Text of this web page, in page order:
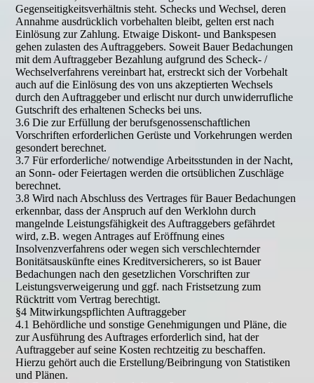
Gegenseitigkeitsverhältnis steht. Schecks und Wechsel, deren
Annahme ausdrücklich vorbehalten bleibt, gelten erst nach
Einlösung zur Zahlung. Etwaige Diskont- und Bankspesen
gehen zulasten des Auftraggebers. Soweit Bauer Bedachungen
mit dem Auftraggeber Bezahlung aufgrund des Scheck- /
Wechselverfahrens vereinbart hat, erstreckt sich der Vorbehalt
auch auf die Einlösung des von uns akzeptierten Wechsels
durch den Auftraggeber und erlischt nur durch unwiderrufliche
Gutschrift des erhaltenen Schecks bei uns.
3.6 Die zur Erfüllung der berufsgenossenschaftlichen
Vorschriften erforderlichen Gerüste und Vorkehrungen werden
gesondert berechnet.
3.7 Für erforderliche/ notwendige Arbeitsstunden in der Nacht,
an Sonn- oder Feiertagen werden die ortsüblichen Zuschläge
berechnet.
3.8 Wird nach Abschluss des Vertrages für Bauer Bedachungen
erkennbar, dass der Anspruch auf den Werklohn durch
mangelnde Leistungsfähigkeit des Auftraggebers gefährdet
wird, z.B. wegen Antrages auf Eröffnung eines
Insolvenzverfahrens oder wegen sich verschlechternder
Bonitätsauskünfte eines Kreditversicherers, so ist Bauer
Bedachungen nach den gesetzlichen Vorschriften zur
Leistungsverweigerung und ggf. nach Fristsetzung zum
Rücktritt vom Vertrag berechtigt.
§4 Mitwirkungspflichten Auftraggeber
4.1 Behördliche und sonstige Genehmigungen und Pläne, die
zur Ausführung des Auftrages erforderlich sind, hat der
Auftraggeber auf seine Kosten rechtzeitig zu beschaffen.
Hierzu gehört auch die Erstellung/Beibringung von Statistiken
und Plänen.